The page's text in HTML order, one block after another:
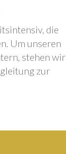
die
Um unseren
stehen wir
zur